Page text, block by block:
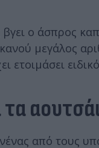
βγει ο άσπρος
μεγάλος
ετοιμάσει
από τους